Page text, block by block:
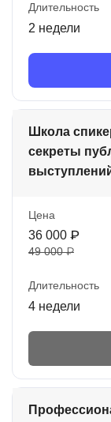
Длительность
2 недели
Школа
секреты
Цена
36 000 ₽
49 000 ₽
Длительность
4 недели